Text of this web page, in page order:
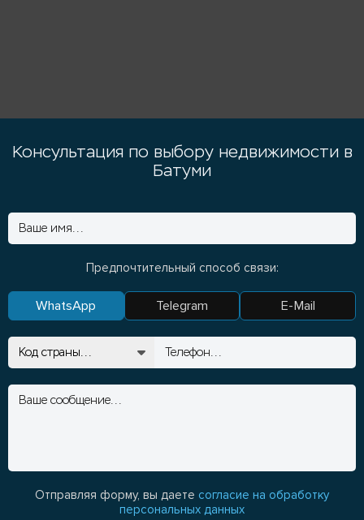
Консультация по выбору недвижимости в
Батуми
Предпочтительный способ связи:
WhatsApp Telegram E-Mail
Отправляя форму, вы даете согласие на обработку
персональных данных